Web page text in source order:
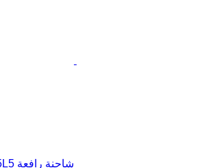
شاحنة رافعة XCMG XCT35L5